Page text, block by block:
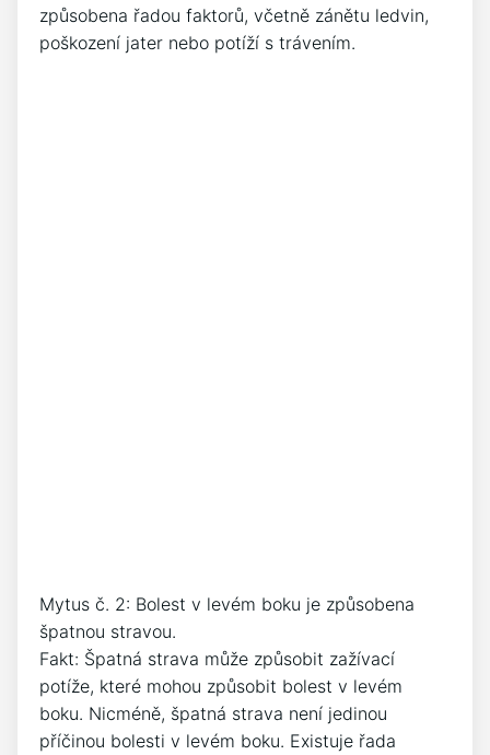
způsobena řadou faktorů, včetně zánětu ledvin,
poškození jater nebo potíží s trávením.
Mytus č. 2: Bolest v levém boku je způsobena
špatnou stravou.
Fakt: Špatná strava může způsobit zažívací
potíže, které mohou způsobit bolest v levém
boku. Nicméně, špatná strava není jedinou
příčinou bolesti v levém boku. Existuje řada